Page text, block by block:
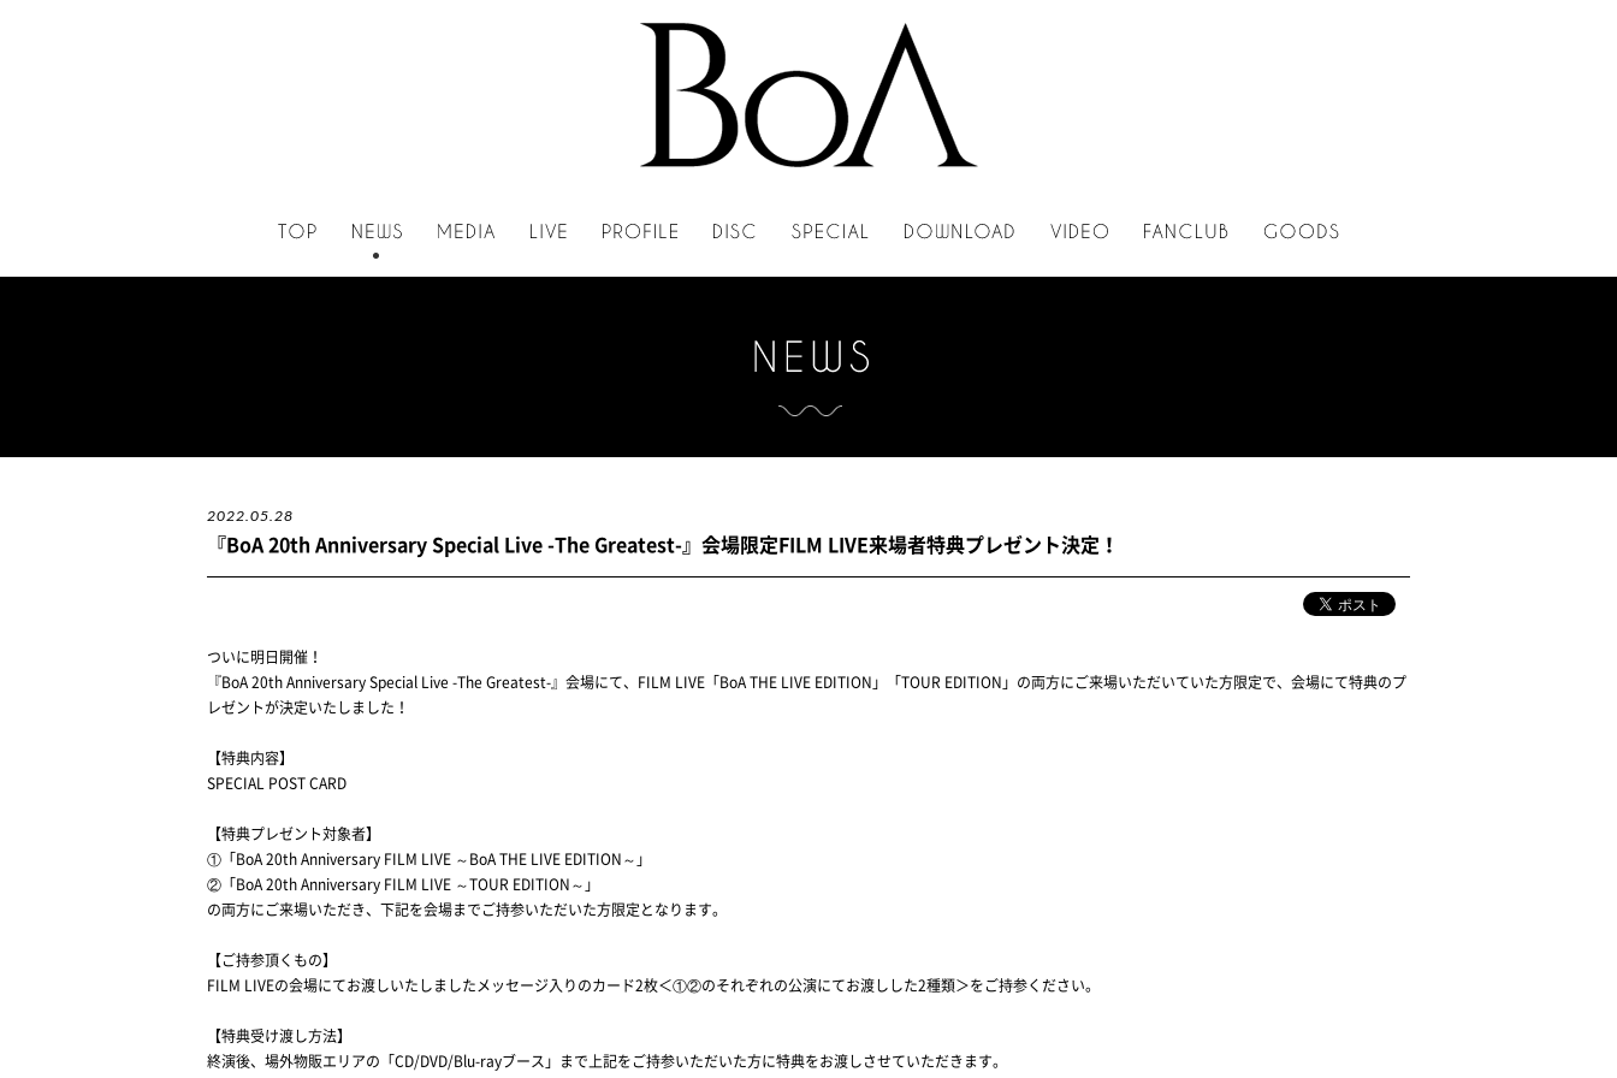
2022.05.28
『BoA 20th Anniversary Special Live -The Greatest-』会場限定FILM LIVE来場者特典プレゼント決定！
ついに明日開催！
『BoA 20th Anniversary Special Live -The Greatest-』会場にて、FILM LIVE「BoA THE LIVE EDITION」「TOUR EDITION」の両方にご来場いただいていた方限定で、会場にて特典のプ
レゼントが決定いたしました！
【特典内容】
SPECIAL POST CARD
【特典プレゼント対象者】
①「BoA 20th Anniversary FILM LIVE ～BoA THE LIVE EDITION～」
②「BoA 20th Anniversary FILM LIVE ～TOUR EDITION～」
の両方にご来場いただき、下記を会場までご持参いただいた方限定となります。
【ご持参頂くもの】
FILM LIVEの会場にてお渡しいたしましたメッセージ入りのカード2枚＜①②のそれぞれの公演にてお渡しした2種類＞をご持参ください。
【特典受け渡し方法】
終演後、場外物販エリアの「CD/DVD/Blu-rayブース」まで上記をご持参いただいた方に特典をお渡しさせていただきます。